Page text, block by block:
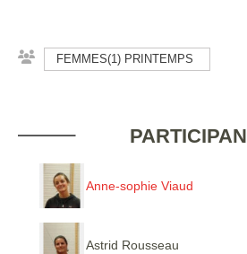
FEMMES(1) PRINTEMPS
Anne-sophie Viaud
Astrid Rousseau